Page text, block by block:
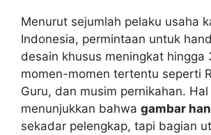
Menurut sejumlah pelaku usaha
Indonesia, permintaan untuk
desain khusus meningkat hingga
momen-momen tertentu seperti
Guru, dan musim pernikahan. Hal
menunjukkan bahwa gambar
sekadar pelengkap, tapi bagian